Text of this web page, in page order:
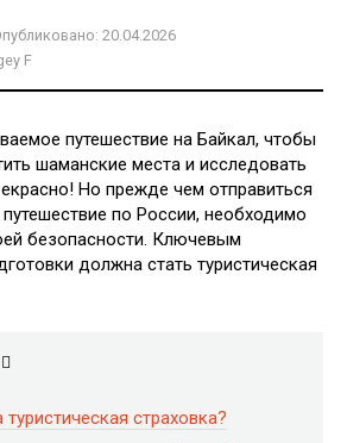
20.04.2026
F
путешествие на Байкал, чтобы
шаманские места и исследовать
Но прежде чем отправиться
по России, необходимо
безопасности. Ключевым
должна стать туристическая
страховка?